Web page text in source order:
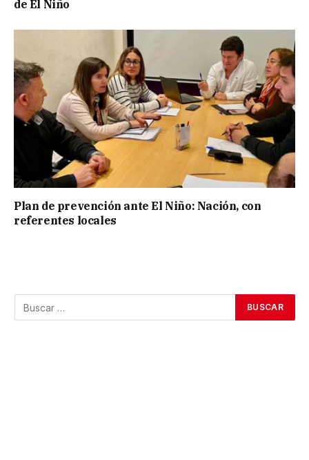
de El Niño
Plan de prevención ante El Niño: Nación, con
referentes locales